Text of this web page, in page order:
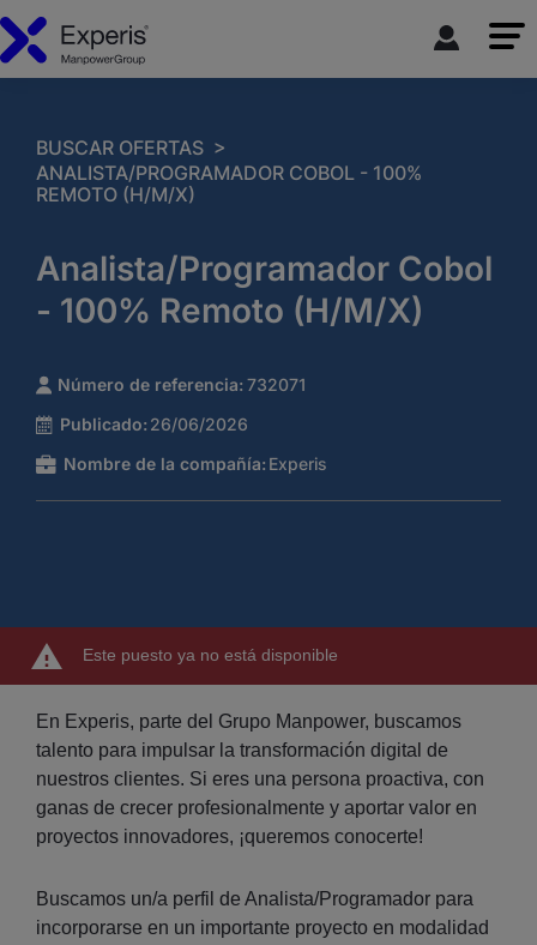
BUSCAR OFERTAS >
ANALISTA/PROGRAMADOR COBOL - 100%
REMOTO (H/M/X)
Analista/Programador Cobol
- 100% Remoto (H/M/X)
Número de referencia: 732071
Publicado: 26/06/2026
Nombre de la compañía: Experis
Este puesto ya no está disponible
En Experis, parte del Grupo Manpower, buscamos
talento para impulsar la transformación digital de
nuestros clientes. Si eres una persona proactiva, con
ganas de crecer profesionalmente y aportar valor en
proyectos innovadores, ¡queremos conocerte!
Buscamos un/a perfil de Analista/Programador para
incorporarse en un importante proyecto en modalidad